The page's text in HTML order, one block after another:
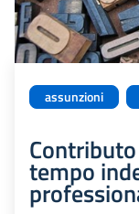
assunzioni
tempo